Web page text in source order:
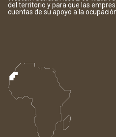
del territorio y para que las
cuentas de su apoyo a la